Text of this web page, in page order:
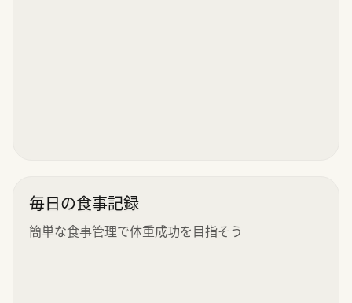
毎日の食事記録
簡単な食事管理で体重成功を目指そう